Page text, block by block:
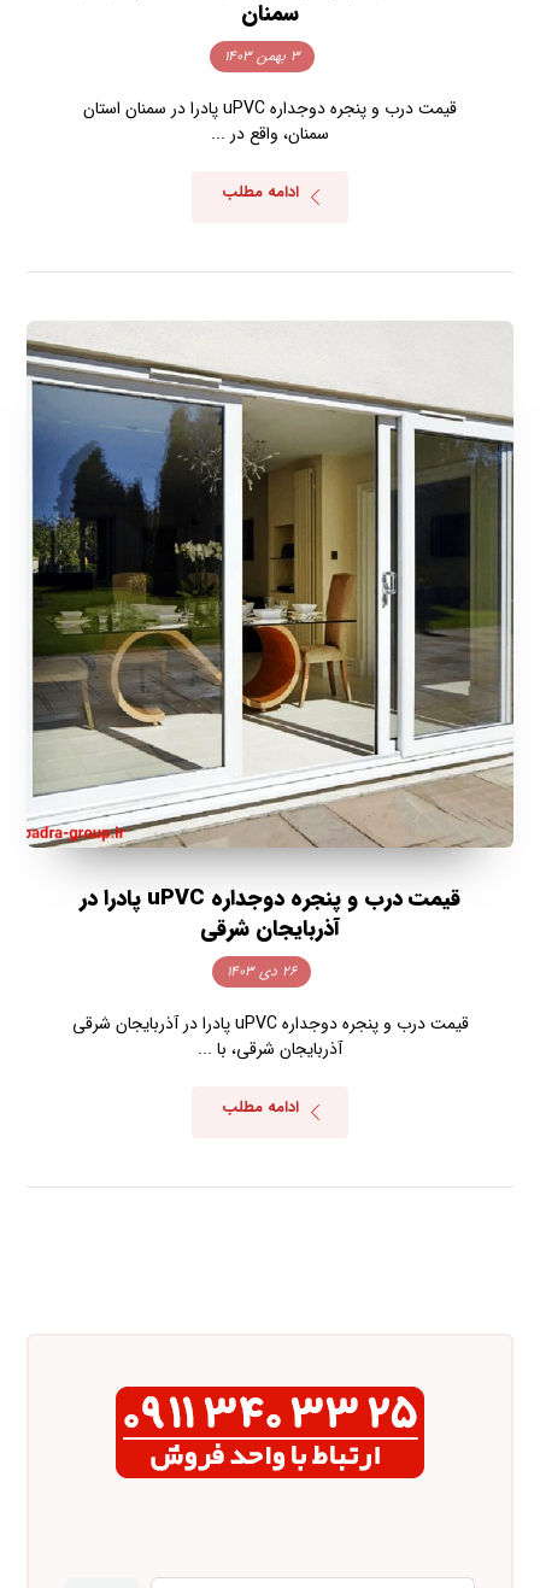
سمنان
۳ بهمن ۱۴۰۳
قیمت درب و پنجره دوجداره uPVC پادرا در سمنان استان
سمنان، واقع در ...
ادامه مطلب
قیمت درب و پنجره دوجداره uPVC پادرا در
آذربایجان شرقی
۲۶ دی ۱۴۰۳
قیمت درب و پنجره دوجداره uPVC پادرا در آذربایجان شرقی
آذربایجان شرقی، با ...
ادامه مطلب